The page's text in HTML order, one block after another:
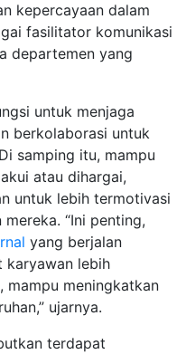
kepercayaan dalam
fasilitator komunikasi
departemen yang
untuk menjaga
berkolaborasi untuk
samping itu, mampu
atau dihargai,
untuk lebih termotivasi
“Ini penting,
yang berjalan
karyawan lebih
mampu meningkatkan
ujarnya.
terdapat